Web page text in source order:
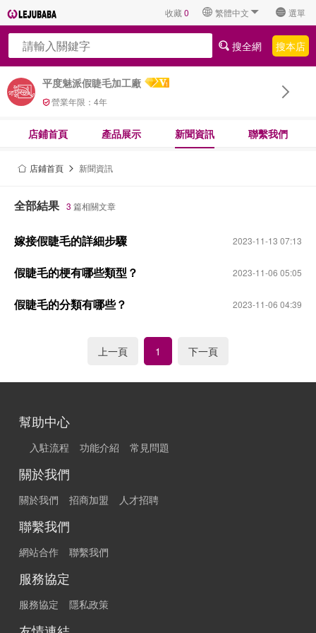
收藏0 繁體中文 選單
平度魅派假睫毛加工廠
營業年限： 4年
搜全網 搜本店
店鋪首頁 產品展示 新聞資訊 聯繫我們
店鋪首頁 新聞資訊
全部結果 3 篇相關文章
嫁接假睫毛的詳細步驟 2023-11-13 07:13
假睫毛的梗有哪些類型？ 2023-11-06 05:05
假睫毛的分類有哪些？ 2023-11-06 04:39
上一頁 1 下一頁
幫助中心
入駐流程 功能介紹 常見問題
關於我們
關於我們 招商加盟 人才招聘
聯繫我們
網站合作 聯繫我們
服務協定
服務協定 隱私政策